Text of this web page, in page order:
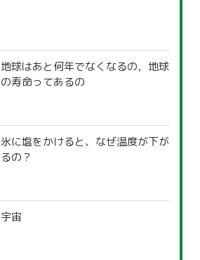
地球はあと何年でなくなるの，地球
の寿命ってあるの
氷に塩をかけると、なぜ温度が下が
るの？
宇宙